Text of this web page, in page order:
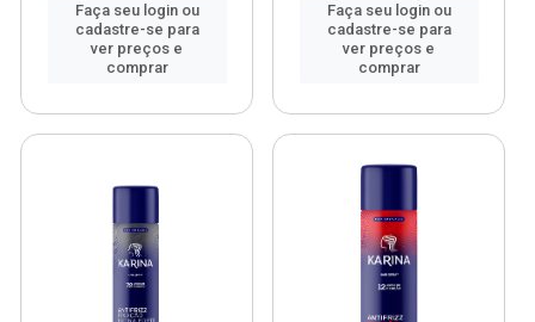
Faça seu login ou
cadastre-se para
ver preços e
comprar
Faça seu login ou
cadastre-se para
ver preços e
comprar